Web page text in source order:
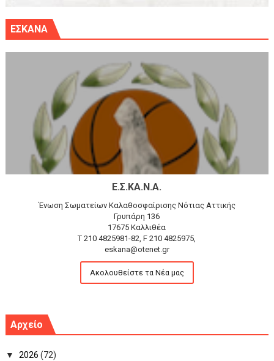
ΕΣΚΑΝΑ
Ε.Σ.ΚΑ.Ν.Α.
Ένωση Σωματείων Καλαθοσφαίρισης Νότιας Αττικής
Γρυπάρη 136
17675 Καλλιθέα
T 210 4825981-82, F 210 4825975,
eskana@otenet.gr
Ακολουθείστε τα Νέα μας
Αρχείο
▼ 2026 (72)